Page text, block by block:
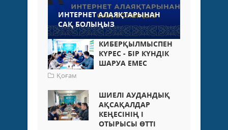
ИНТЕРНЕТ АЛАЯҚТАРЫНАН
САҚ БОЛЫҢЫЗ
КИБЕРҚЫЛМЫСПЕН
КҮРЕС - БІР КҮНДІК
ШАРУА ЕМЕС
Қоғам
ШИЕЛІ АУДАНДЫҚ
АҚСАҚАЛДАР
КЕҢЕСІНІҢ I
ОТЫРЫСЫ ӨТТІ